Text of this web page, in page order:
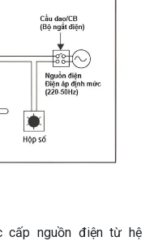
cấp nguồn điện từ hệ